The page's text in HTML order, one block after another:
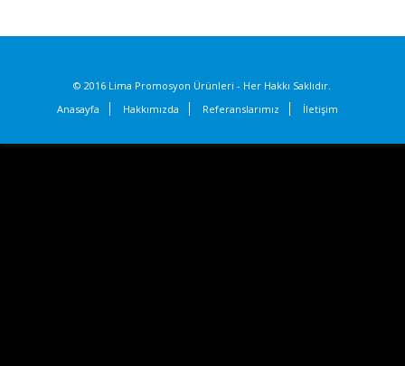
© 2016 Lima Promosyon Ürünleri - Her Hakkı Saklıdır.
Anasayfa
Hakkımızda Referanslarımız İletişim